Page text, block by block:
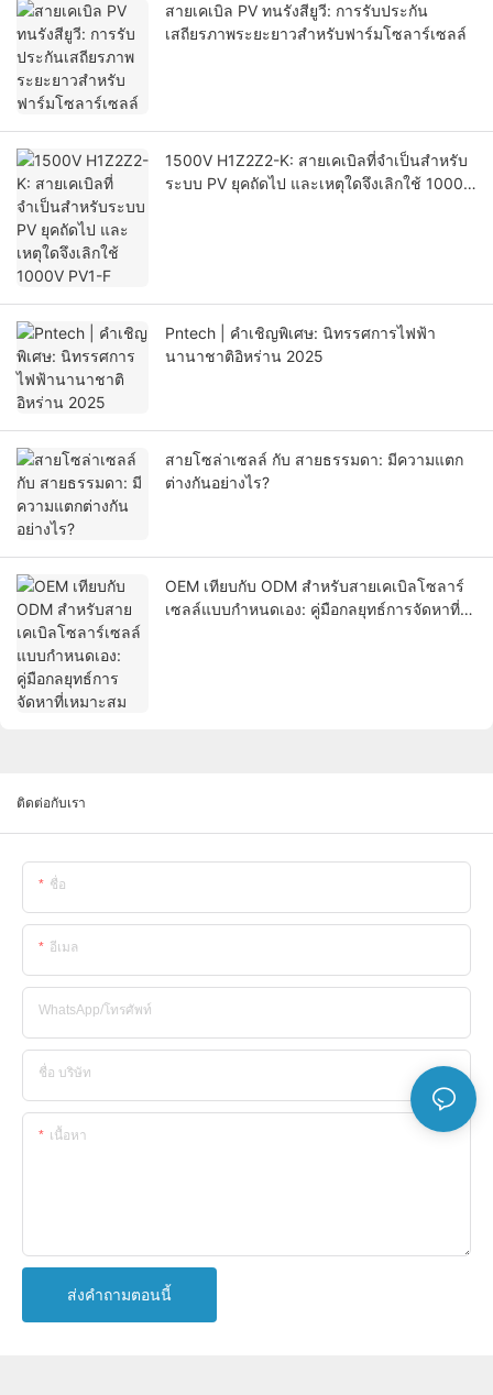
สายเคเบิล PV ทนรังสียูวี: การรับประกัน
เสถียรภาพระยะยาวสำหรับฟาร์มโซลาร์เซลล์
1500V H1Z2Z2-K: สายเคเบิลที่จำเป็นสำหรับ
ระบบ PV ยุคถัดไป และเหตุใดจึงเลิกใช้ 1000V
Pntech | คำเชิญพิเศษ: นิทรรศการไฟฟ้า
นานาชาติอิหร่าน 2025
สายโซล่าเซลล์ กับ สายธรรมดา: มีความแตก
ต่างกันอย่างไร?
OEM เทียบกับ ODM สำหรับสายเคเบิลโซลาร์
เซลล์แบบกำหนดเอง: คู่มือกลยุทธ์การจัดหาที่
ติดต่อกับเรา
ชื่อ
อีเมล
WhatsApp/โทรศัพท์
ชื่อ บริษัท
เนื้อหา
ส่งคำถามตอนนี้